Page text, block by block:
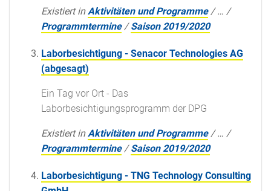
Existiert in Aktivitäten und Programme /… /
Programmtermine /Saison 2019/2020
Laborbesichtigung - Senacor Technologies AG
(abgesagt)
Ein Tag vor Ort - Das
Laborbesichtigungsprogramm der DPG
Existiert in Aktivitäten und Programme /… /
Programmtermine /Saison 2019/2020
Laborbesichtigung - TNG Technology Consulting